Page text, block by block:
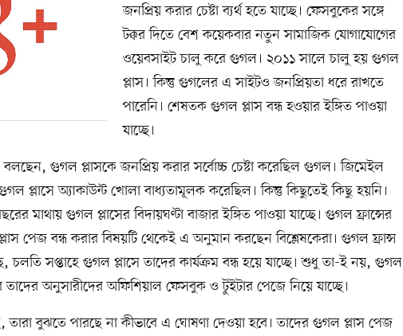
জনপ্রিয় করার চেষ্টা ব্যর্থ হতে যাচ্ছে। ফেসবুকের সঙ্গে
টক্কর দিতে বেশ কয়েকবার নতুন সামাজিক যোগাযোগের
ওয়েবসাইট চালু করে গুগল। ২০১১ সালে চালু হয় গুগল
প্লাস। কিন্তু গুগলের এ সাইটও জনপ্রিয়তা ধরে রাখতে
পারেনি। শেষতক গুগল প্লাস বন্ধ হওয়ার ইঙ্গিত পাওয়া
যাচ্ছে।
বলছেন, গুগল প্লাসকে জনপ্রিয় করার সর্বোচ্চ চেষ্টা করেছিল গুগল। জিমেইল
প্লাসে অ্যাকাউন্ট খোলা বাধ্যতামূলক করেছিল। কিন্তু কিছুতেই কিছু হয়নি।
মাথায় গুগল প্লাসের বিদায়ঘণ্টা বাজার ইঙ্গিত পাওয়া যাচ্ছে। গুগল ফ্রান্সের
পেজ বন্ধ করার বিষয়টি থেকেই এ অনুমান করছেন বিশ্লেষকেরা। গুগল ফ্রান্স
চলতি সপ্তাহে গুগল প্লাসে তাদের কার্যক্রম বন্ধ হয়ে যাচ্ছে। শুধু তা-ই নয়, গুগল
তাদের অনুসারীদের অফিশিয়াল ফেসবুক ও টুইটার পেজে নিয়ে যাচ্ছে।
তারা বুঝতে পারছে না কীভাবে এ ঘোষণা দেওয়া হবে। তাদের গুগল প্লাস পেজ